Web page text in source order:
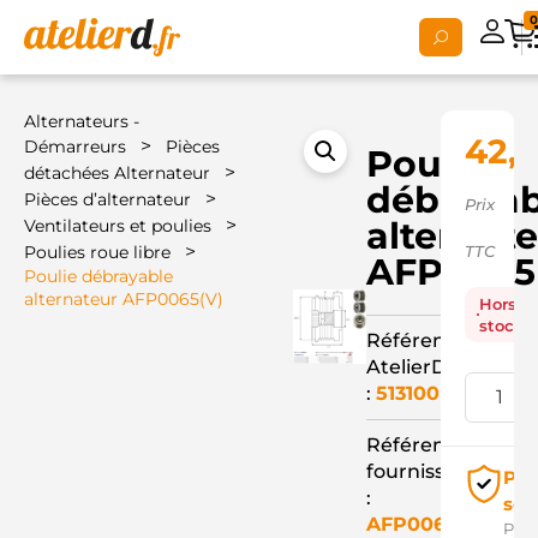
0
Alternateurs -
Démarreurs
>
Pièces
détachées Alternateur
>
Pièces d’alternateur >
Ventilateurs et poulies >
Poulies roue libre >
Poulie débrayable
alternateur AFP0065(V)
Poulie
Référence
AtelierD
:513100
Référence
fournisseur
:
AFP0065(V)
Prix
TTC
Hors
stock